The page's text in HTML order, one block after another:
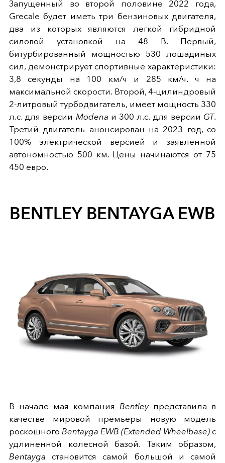
Запущенный во второй половине 2022 года,
Grecale будет иметь три бензиновых двигателя,
два из которых являются легкой гибридной
силовой установкой на 48 В. Первый,
битурбированный мощностью 530 лошадиных
сил, демонстрирует спортивные характеристики:
3,8 секунды на 100 км/ч и 285 км/ч. ч на
максимальной скорости. Второй, 4-цилиндровый
2-литровый турбодвигатель, имеет мощность 330
л.с. для версии Modena и 300 л.с. для версии GT.
Третий двигатель анонсирован на 2023 год, со
100% электрической версией и заявленной
автономностью 500 км. Цены начинаются от 75
450 евро.
BENTLEY BENTAYGA EWB
В начале мая компания Bentleyпредставила в
качестве мировой премьеры новую модель
роскошного Bentayga EWB (Extended Wheelbase) с
удлиненной колесной базой. Таким образом,
Bentayga становится самой большой и самой